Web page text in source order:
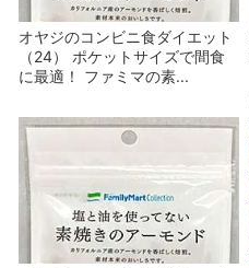
オヤジのコンビニ食ダイエット
（24） ポケットサイズで間食
に最適！ ファミマの素...